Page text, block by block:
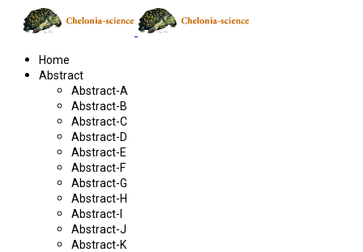
Home
Abstract
Abstract-A
Abstract-B
Abstract-C
Abstract-D
Abstract-E
Abstract-F
Abstract-G
Abstract-H
Abstract-I
Abstract-J
Abstract-K